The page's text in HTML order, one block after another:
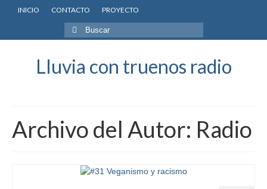
INICIO CONTACTO PROYECTO
Buscar
por:
Lluvia con truenos radio
Archivo del Autor: Radio